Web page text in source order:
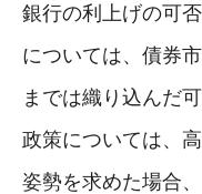
銀行の利上げの可
については、債券
までは織り込んだ
政策については、
姿勢を求めた場合